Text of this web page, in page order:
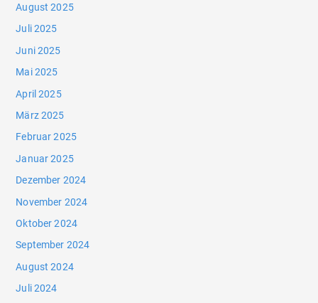
August 2025
Juli 2025
Juni 2025
Mai 2025
April 2025
März 2025
Februar 2025
Januar 2025
Dezember 2024
November 2024
Oktober 2024
September 2024
August 2024
Juli 2024